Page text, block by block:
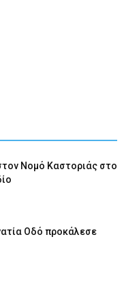
Νομό Καστοριάς στο
Οδό προκάλεσε